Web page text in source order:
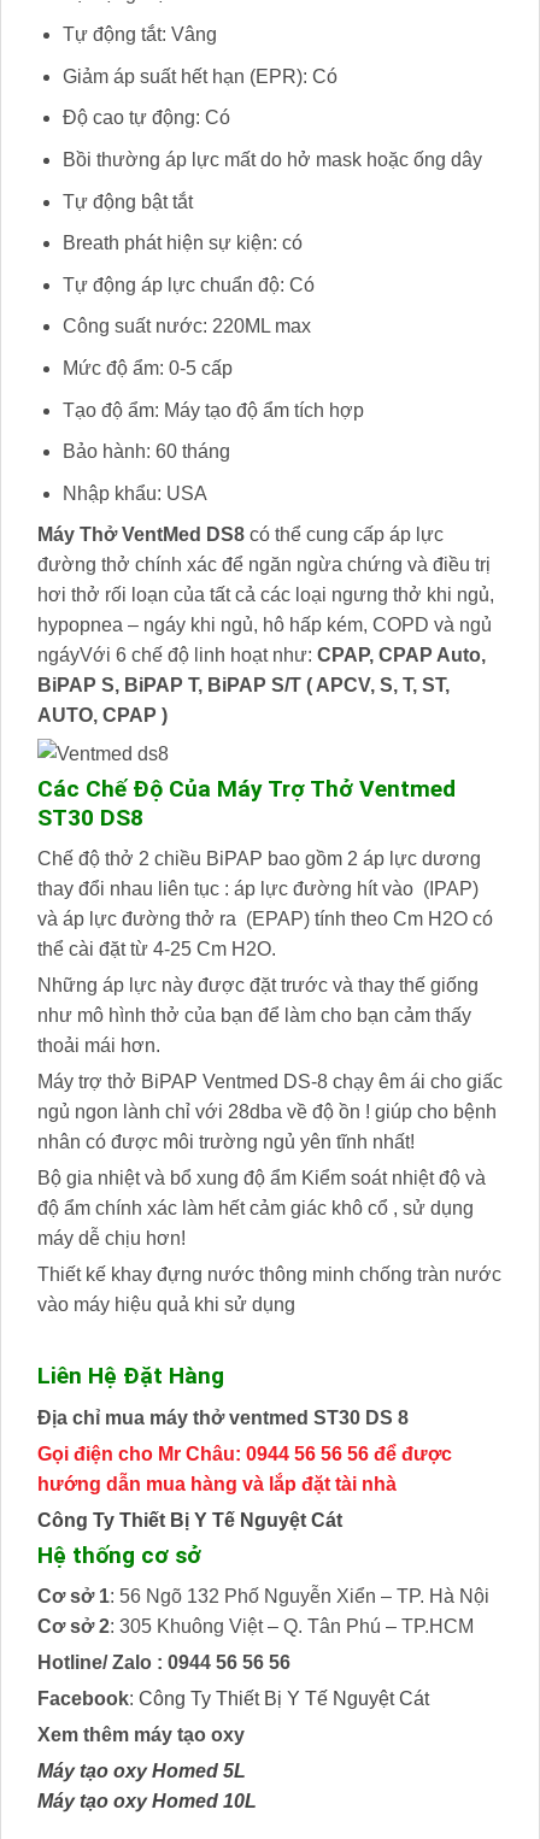
Tự động tắt: Vâng
Giảm áp suất hết hạn (EPR): Có
Độ cao tự động: Có
Bồi thường áp lực mất do hở mask hoặc ống dây
Tự động bật tắt
Breath phát hiện sự kiện: có
Tự động áp lực chuẩn độ: Có
Công suất nước: 220ML max
Mức độ ẩm: 0-5 cấp
Tạo độ ẩm: Máy tạo độ ẩm tích hợp
Bảo hành: 60 tháng
Nhập khẩu: USA
Máy Thở VentMed DS8 có thể cung cấp áp lực
đường thở chính xác để ngăn ngừa chứng và điều trị
hơi thở rối loạn của tất cả các loại ngưng thở khi ngủ,
hypopnea – ngáy khi ngủ, hô hấp kém, COPD và ngủ
ngáyVới 6 chế độ linh hoạt như: CPAP, CPAP Auto,
BiPAP S, BiPAP T, BiPAP S/T ( APCV, S, T, ST,
AUTO, CPAP )
Các Chế Độ Của Máy Trợ Thở Ventmed
ST30 DS8
Chế độ thở 2 chiều BiPAP bao gồm 2 áp lực dương
thay đổi nhau liên tục : áp lực đường hít vào (IPAP)
và áp lực đường thở ra (EPAP) tính theo Cm H2O có
thể cài đặt từ 4-25 Cm H2O.
Những áp lực này được đặt trước và thay thế giống
như mô hình thở của bạn để làm cho bạn cảm thấy
thoải mái hơn.
Máy trợ thở BiPAP Ventmed DS-8 chạy êm ái cho giấc
ngủ ngon lành chỉ với 28dba về độ ồn ! giúp cho bệnh
nhân có được môi trường ngủ yên tĩnh nhất!
Bộ gia nhiệt và bổ xung độ ẩm Kiểm soát nhiệt độ và
độ ẩm chính xác làm hết cảm giác khô cổ , sử dụng
máy dễ chịu hơn!
Thiết kế khay đựng nước thông minh chống tràn nước
vào máy hiệu quả khi sử dụng
Liên Hệ Đặt Hàng
Địa chỉ mua máy thở ventmed ST30 DS 8
Gọi điện cho Mr Châu: 0944 56 56 56 để được
hướng dẫn mua hàng và lắp đặt tài nhà
Công Ty Thiết Bị Y Tế Nguyệt Cát
Hệ thống cơ sở
Cơ sở 1: 56 Ngõ 132 Phố Nguyễn Xiển – TP. Hà Nội
Cơ sở 2: 305 Khuông Việt – Q. Tân Phú – TP.HCM
Hotline/ Zalo : 0944 56 56 56
Facebook: Công Ty Thiết Bị Y Tế Nguyệt Cát
Xem thêm máy tạo oxy
Máy tạo oxy Homed 5L
Máy tạo oxy Homed 10L